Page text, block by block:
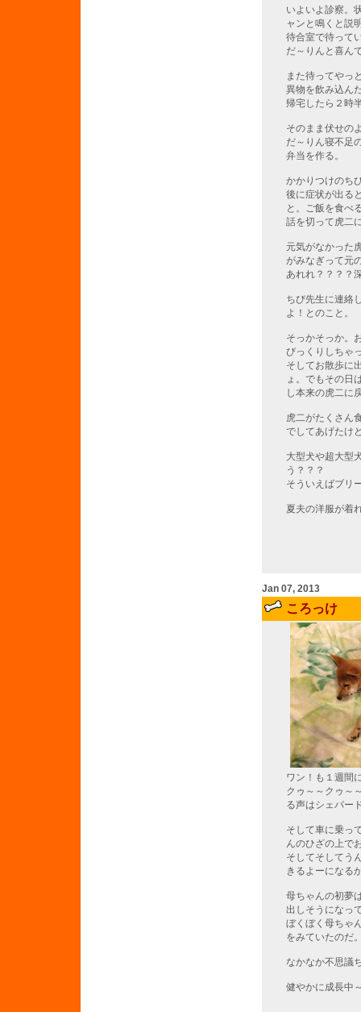
いよいよ診察。
ャンと鳴くと説
待合室で待って
だ～りんと喜ん
また待ってやっ
異物を飲み込ん
帰宅したら２時
そのまま伏せの
だ～りん寝不足
弁当を作る。
かかりつけのち
後に症状が出る
と。ご飯を食べ
話を切って虎二
元気がなかった
がみなぎって元
あれれ？？？？
ちび先生に連絡
よ！とのこと。
そっかそっか。
びっくりしちゃ
そしてお散歩に
ょ。でもその日
し本来の虎二に
虎二がたくさん
でしてあげたけ
大型犬や超大型
う？？？
そういえばブリ
夏夫の洋服が着
Jan 07, 2013
ころっけ
ワン！も１週間
クゥ～～クゥ～
る声はシェパー
そして車に乗っ
んのひざの上で
そしてそしてう
きるよーになる
母ちゃんの初夢
出しそうになっ
ぼくぼく母ちゃ
をみていたのだ
なかなか不思議
健やかに成長中